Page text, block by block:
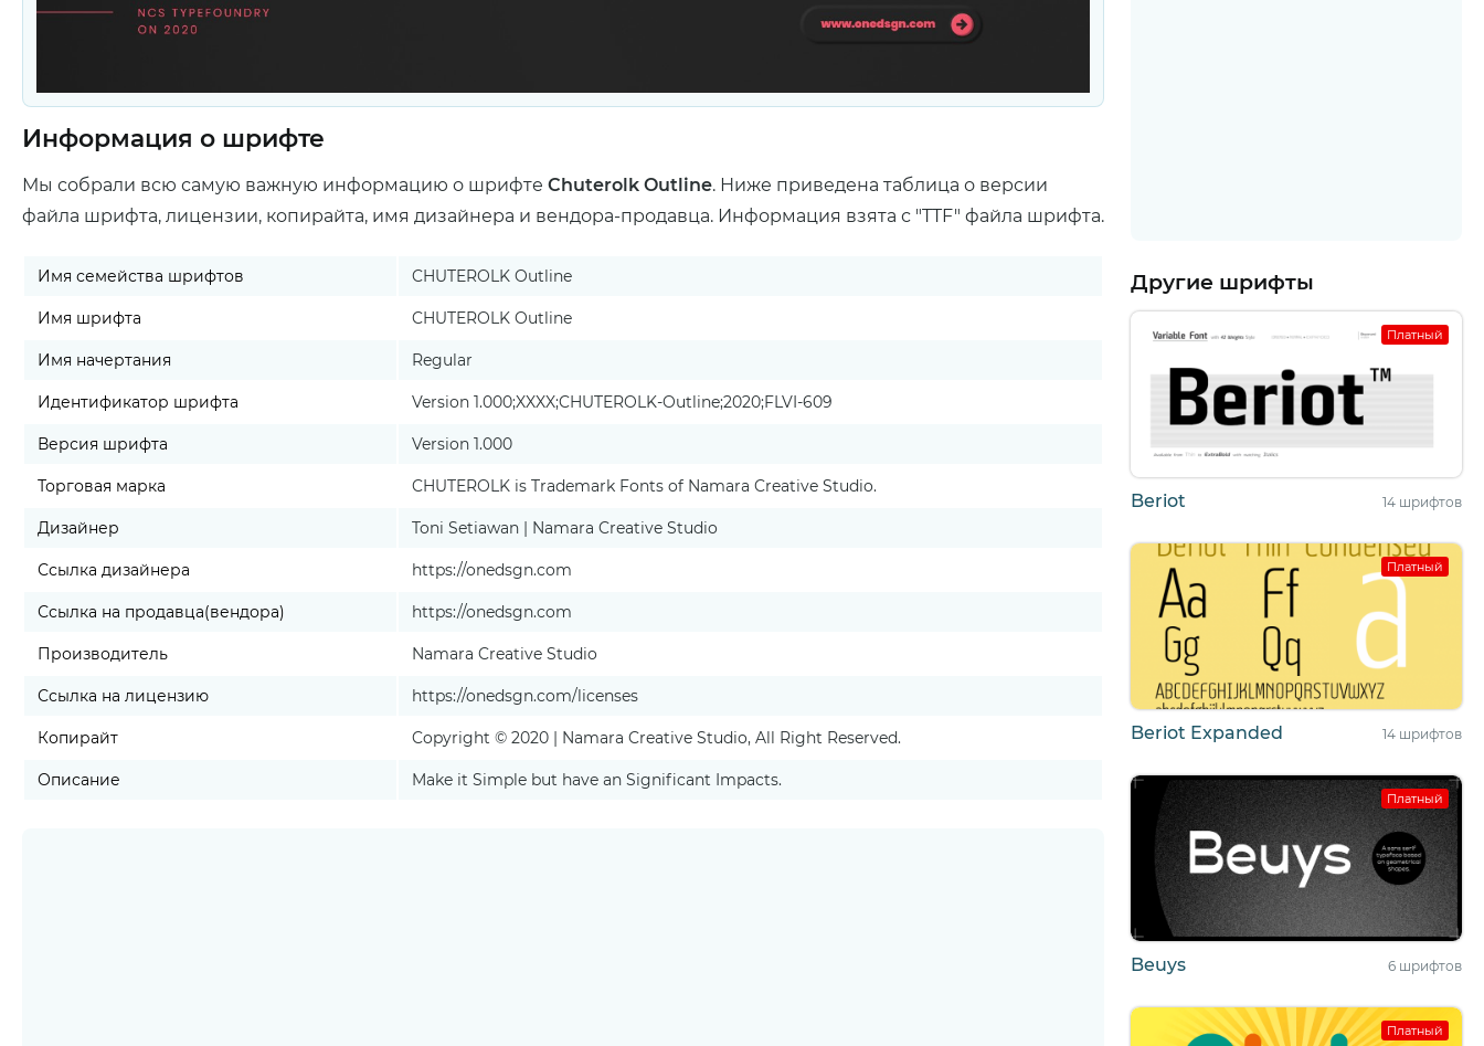
Информация о шрифте
Мы собрали всю самую важную информацию о шрифте Chuterolk Outline. Ниже приведена таблица о версии
файла шрифта, лицензии, копирайта, имя дизайнера и вендора-продавца. Информация взята с "TTF" файла шрифта.
Имя семейства шрифтов CHUTEROLK Outline
Имя шрифта CHUTEROLK Outline
Имя начертания Regular
Идентификатор шрифта Version 1.000;XXXX;CHUTEROLK-Outline;2020;FLVI-609
Версия шрифта Version 1.000
Торговая марка CHUTEROLK is Trademark Fonts of Namara Creative Studio.
Дизайнер Toni Setiawan | Namara Creative Studio
Ссылка дизайнера https://onedsgn.com
Ссылка на продавца(вендора) https://onedsgn.com
Производитель Namara Creative Studio
Ссылка на лицензию https://onedsgn.com/licenses
Копирайт Copyright © 2020 | Namara Creative Studio, All Right Reserved.
Описание Make it Simple but have an Significant Impacts.
Другие шрифты
Платный
Beriot 14 шрифтов
Платный
Beriot Expanded 14 шрифтов
Платный
Beuys 6 шрифтов
Платный